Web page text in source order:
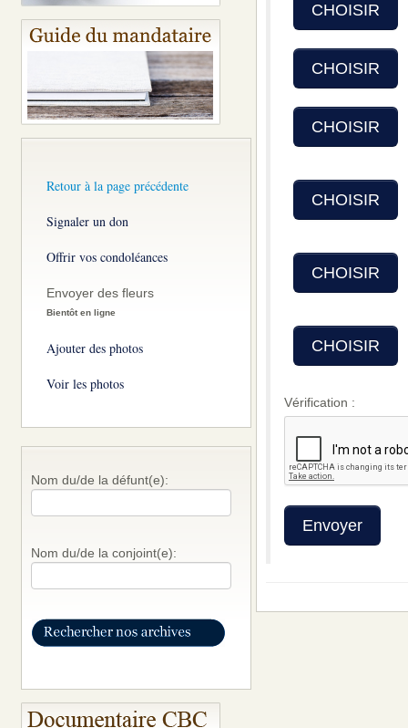
Retour à la page précédente
Signaler un don
Offrir vos condoléances
Envoyer des fleurs
Bientôt en ligne
Ajouter des photos
Voir les photos
Nom du/de la défunt(e):
Nom du/de la conjoint(e):
CHOISIR
CHOISIR
CHOISIR
CHOISIR
CHOISIR
CHOISIR
Vérification :